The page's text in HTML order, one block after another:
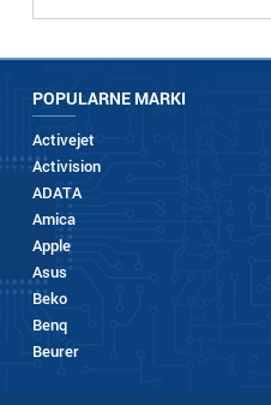
POPULARNE MARKI
Activejet
Activision
ADATA
Amica
Apple
Asus
Beko
Benq
Beurer